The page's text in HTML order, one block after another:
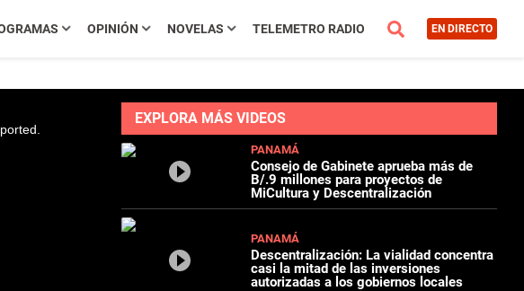
OPINIÓN NOVELAS TELEMETRO RADIO EN DIRECTO
EXPLORA MÁS VIDEOS
PANAMÁ
Consejo de Gabinete aprueba más de
B/.9 millones para proyectos de
MiCultura y Descentralización
PANAMÁ
Descentralización: La vialidad concentra
casi la mitad de las inversiones
autorizadas a los gobiernos locales